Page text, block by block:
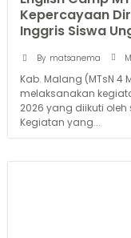
Kepercayaan
Inggris Siswa
By matsanema
Kab. Malang (MTsN 4
melaksanakan
2026 yang diikuti
Kegiatan yang...